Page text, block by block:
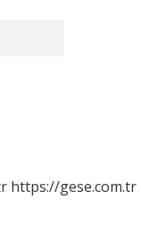
https://gese.com.tr